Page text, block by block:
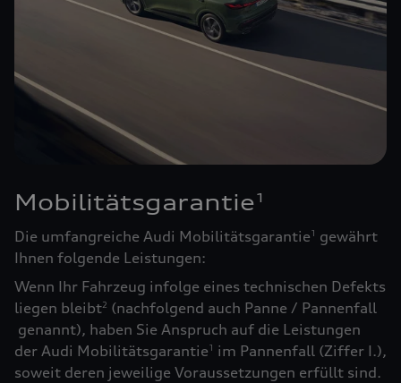
Mobilitätsgarantie1
Die umfangreiche Audi Mobilitätsgarantie1
gewährt
Ihnen folgende Leistungen:
Wenn Ihr Fahrzeug infolge eines technischen Defekts
liegen bleibt2 (nachfolgend auch Panne / Pannenfall
genannt), haben Sie Anspruch auf die Leistungen
der Audi Mobilitätsgarantie1
im Pannenfall (Ziffer I.),
soweit deren jeweilige Voraussetzungen erfüllt sind.